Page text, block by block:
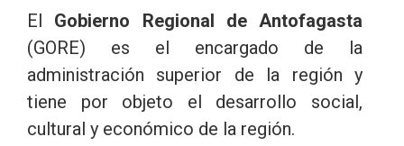
El Gobierno Regional de Antofagasta
(GORE) es el encargado de la
administración superior de la región y
tiene por objeto el desarrollo social,
cultural y económico de la región.